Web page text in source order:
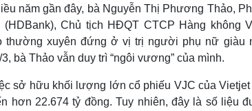
Phân tích
Thế giới
eSports
Hậu
Đời sống
Blog
Tình yêu - Gia đình
Văn hóa
Văn học
Âm nhạc
năm gần đây, bà Nguyễn Thị Phương Thảo,
(HDBank), Chủ tịch HĐQT CTCP Hàng không
thường xuyên đứng ở vị trị người phụ nữ giàu
bà Thảo vẫn duy trì “ngôi vương” của mình.
sở hữu khối lượng lớn cổ phiếu VJC của
hơn 22.674 tỷ đồng. Tuy nhiên, đây là số liệu